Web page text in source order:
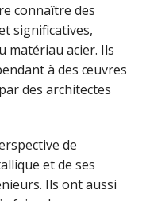
connaître des
significatives,
matériau acier. Ils
à des œuvres
des architectes
de
et de ses
Ils ont aussi